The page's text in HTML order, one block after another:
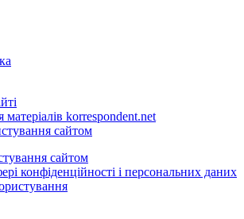
korrespondent.net
сайтом
сайтом
конфіденційності і персональних даних